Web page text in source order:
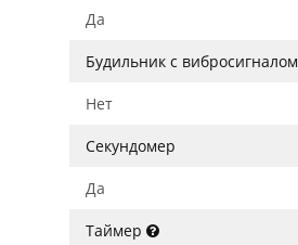
Да
Будильник с вибросигналом
Нет
Секундомер
Да
Таймер